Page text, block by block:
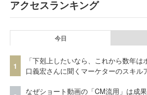
アクセスランキング
今日
1
「下剋上したいなら、これから数年
口義宏さんに聞くマーケターのスキル
なぜショート動画の「CM流用」は成